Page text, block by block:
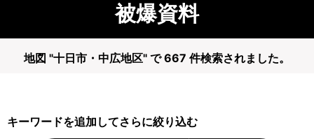
被爆資料
地図 "十日市・中広地区" で 667 件検索されました。
キーワードを追加してさらに絞り込む